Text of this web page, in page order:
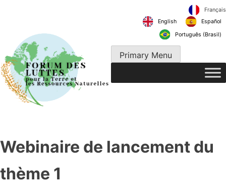
English
Português
Primary Menu
Webinaire de lancement du
thème 1